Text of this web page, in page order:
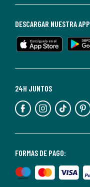
FORMAS DE PAGO:
24H JUNTOS
DESCARGAR NUESTRA APP